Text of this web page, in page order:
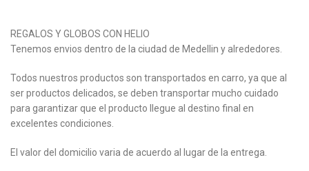
REGALOS Y GLOBOS CON HELIO
Tenemos envios dentro de la ciudad de Medellin y alrededores.
Todos nuestros productos son transportados en carro, ya que al
ser productos delicados, se deben transportar mucho cuidado
para garantizar que el producto llegue al destino final en
excelentes condiciones.
El valor del domicilio varia de acuerdo al lugar de la entrega.